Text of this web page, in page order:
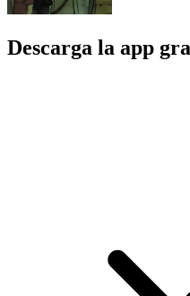
Descarga la app